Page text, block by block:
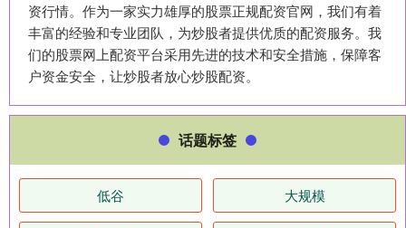
资行情。作为一家实力雄厚的股票正规配资官网，我们有着
丰富的经验和专业团队，为炒股者提供优质的配资服务。我
们的股票网上配资平台采用先进的技术和安全措施，保障客
户资金安全，让炒股者放心炒股配资。
话题标签
低谷 大规模